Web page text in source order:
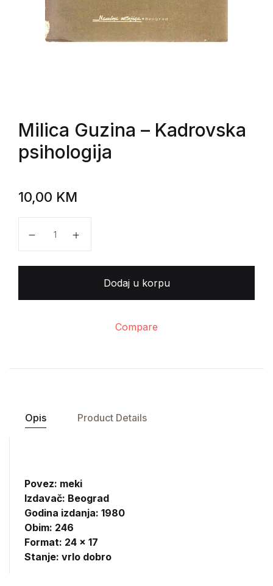
Milica Guzina – Kadrovska
psihologija
10,00 KM
Dodaj u korpu
Compare
Opis Product Details
Povez: meki
Izdavač: Beograd
Godina izdanja: 1980
Obim: 246
Format: 24 x 17
Stanje: vrlo dobro